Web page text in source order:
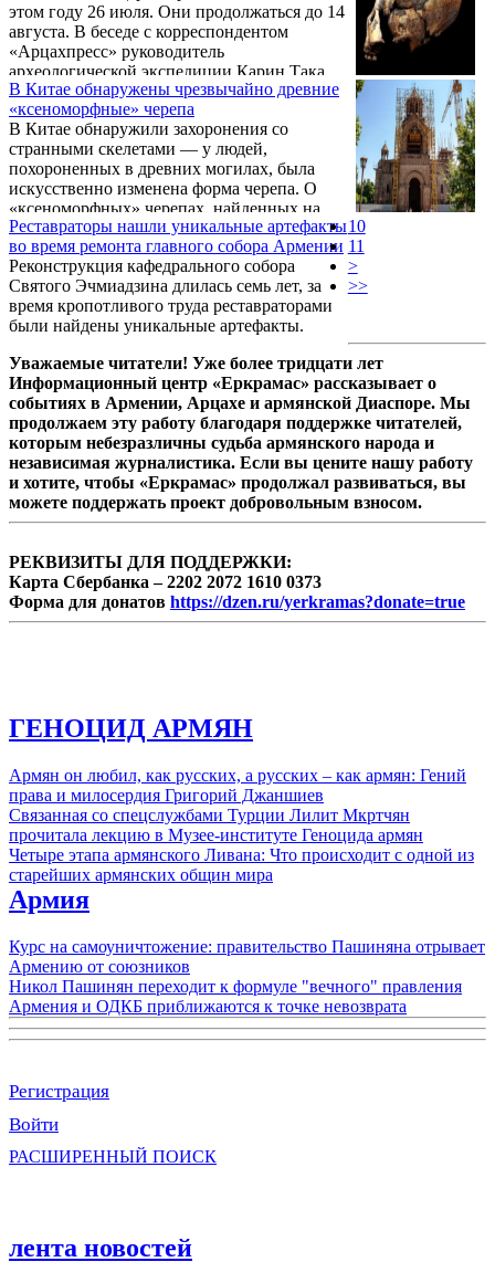
информация вызвала немало недоумения.
этом году 26 июля. Они продолжаться до 14
августа. В беседе с корреспондентом
«Арцахпресс» руководитель
археологической экспедиции Карин Така,
доктор биологических наук, профессор,
заведующий лабораторией этногеномики
Института молекулярной биологии НАН
Армении Левон Епископосян сказал, что
благодаря активному сотрудничеству они
могут восстановить зоологическую и
биологическую историю региона, а также
заняться антропологией.
В Китае обнаружены чрезвычайно древние
«ксеноморфные» черепа
В Китае обнаружили захоронения со
странными скелетами — у людей,
похороненных в древних могилах, была
искусственно изменена форма черепа. О
«ксеноморфных» черепах, найденных на
территории Поднебесной, сообщают
китайские исследователи, передает Planet-
today.
Реставраторы нашли уникальные артефакты
во время ремонта главного собора Армении
Реконструкция кафедрального собора
Святого Эчмиадзина длилась семь лет, за
время кропотливого труда реставраторами
были найдены уникальные артефакты.
10
11
>
>>
Уважаемые читатели! Уже более тридцати лет
Информационный центр «Еркрамас» рассказывает о
событиях в Армении, Арцахе и армянской Диаспоре. Мы
продолжаем эту работу благодаря поддержке читателей,
которым небезразличны судьба армянского народа и
независимая журналистика. Если вы цените нашу работу
и хотите, чтобы «Еркрамас» продолжал развиваться, вы
можете поддержать проект добровольным взносом.
РЕКВИЗИТЫ ДЛЯ ПОДДЕРЖКИ:
Карта Сбербанка – 2202 2072 1610 0373
Форма для донатов https://dzen.ru/yerkramas?donate=true
ГЕНОЦИД АРМЯН
Армян он любил, как русских, а русских – как армян: Гений
права и милосердия Григорий Джаншиев
Связанная со спецслужбами Турции Лилит Мкртчян
прочитала лекцию в Музее-институте Геноцида армян
Четыре этапа армянского Ливана: Что происходит с одной из
старейших армянских общин мира
Армия
Курс на самоуничтожение: правительство Пашиняна отрывает
Армению от союзников
Никол Пашинян переходит к формуле "вечного" правления
Армения и ОДКБ приближаются к точке невозврата
Регистрация
Войти
РАСШИРЕННЫЙ ПОИСК
лента новостей